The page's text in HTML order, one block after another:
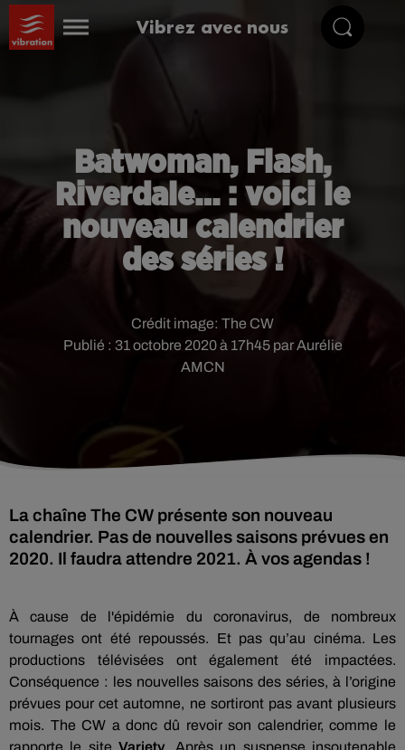
Vibrez avec nous
Batwoman, Flash,
Riverdale… : voici le
nouveau calendrier
des séries !
Publié : 31 octobre 2020 à 17h45 par Aurélie
AMCN
Crédit image: The CW
La chaîne The CW présente son nouveau
calendrier. Pas de nouvelles saisons prévues en
2020. Il faudra attendre 2021. À vos agendas !
À cause de l'épidémie du coronavirus, de nombreux
tournages ont été repoussés. Et pas qu’au cinéma. Les
productions télévisées ont également été impactées.
Conséquence : les nouvelles saisons des séries, à l’origine
prévues pour cet automne, ne sortiront pas avant plusieurs
mois. The CW a donc dû revoir son calendrier, comme le
rapporte le siteVariety. Après un suspense insoutenable